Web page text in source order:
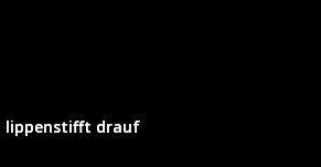
lippenstifft drauf